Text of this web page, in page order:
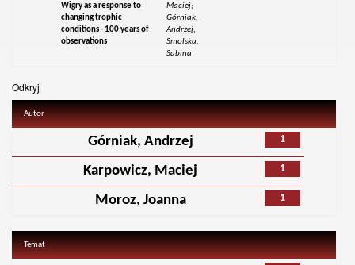
Wigry as a response to
changing trophic
conditions - 100 years of
observations
Maciej;
Górniak,
Andrzej;
Smolska,
Sabina
Odkryj
Autor
1
Górniak, Andrzej
1
Karpowicz, Maciej
1
Moroz, Joanna
Temat